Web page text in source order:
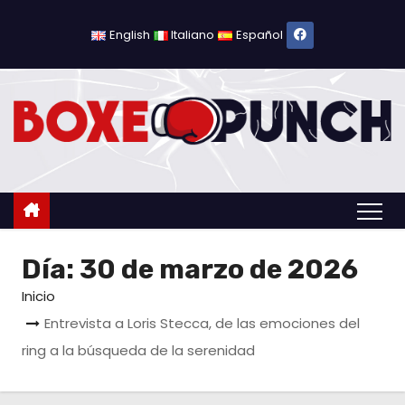
l
d
English Italiano Español
Día: 30 de marzo de 2026
Inicio
Entrevista a Loris Stecca, de las emociones del
ring a la búsqueda de la serenidad